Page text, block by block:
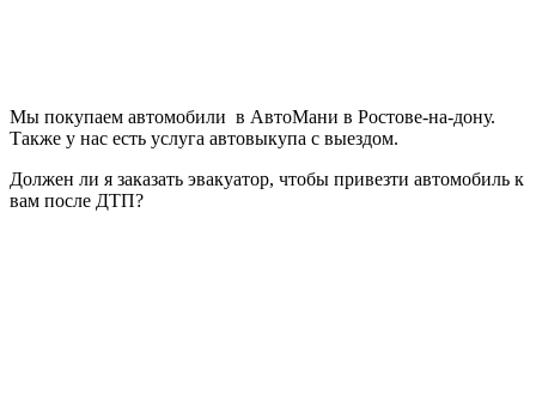
Мы покупаем автомобили в АвтоМани в Ростове-на-дону.
Также у нас есть услуга автовыкупа с выездом.
Должен ли я заказать эвакуатор, чтобы привезти автомобиль к
вам после ДТП?